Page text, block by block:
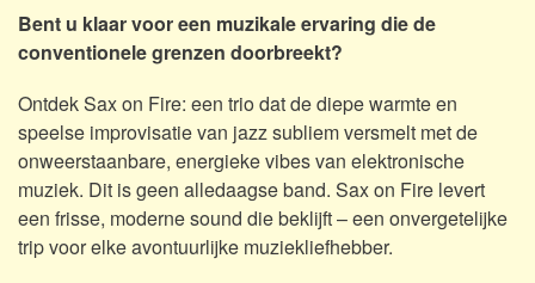
Bent u klaar voor een muzikale ervaring die de
conventionele grenzen doorbreekt?
Ontdek Sax on Fire: een trio dat de diepe warmte en
speelse improvisatie van jazz subliem versmelt met de
onweerstaanbare, energieke vibes van elektronische
muziek. Dit is geen alledaagse band. Sax on Fire levert
een frisse, moderne sound die beklijft – een onvergetelijke
trip voor elke avontuurlijke muziekliefhebber.